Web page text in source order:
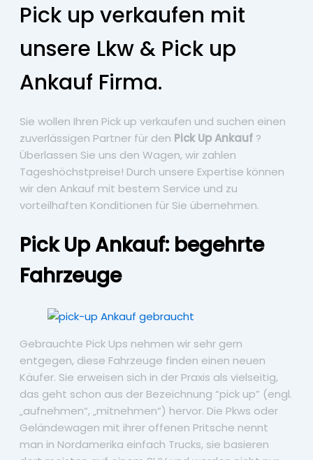
Pick up verkaufen mit
unsere Lkw & Pick up
Ankauf Firma.
Sie wollen Ihren Pick up verkaufen und suchen einen
zuverlässigen Partner für den Pick Up Ankauf ?
Überlassen Sie uns den Wagen, wir zahlen
Tageshöchstpreise! Durch unsere Expertise können
wir den Ankauf mit bestem Service und zu
vorteilhaften Konditionen für Sie übernehmen.
Pick Up Ankauf: begehrte
Fahrzeuge
Gebrauchte Pick Ups nehmen wir sehr gern
entgegen, diese Fahrzeuge finden einen neuen
Käufer. Sie erweisen sich in der Praxis als vielseitig,
das geht schon aus der Bezeichnung “pick up” (engl.
„aufnehmen“, „mitnehmen“) hervor. Die Pkws oder
Geländewagen mit ihrer offenen Pritsche nennt
man in Nordamerika einfach Trucks, sie basieren